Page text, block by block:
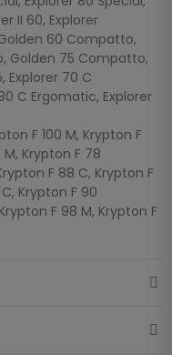
II 60, Explorer
Golden 60 Compatto,
Golden 75 Compatto,
Explorer 70 C
C Ergomatic, Explorer
F 100 M, Krypton F
Krypton F 78
F 88 C, Krypton F
Krypton F 90
F 98 M, Krypton F